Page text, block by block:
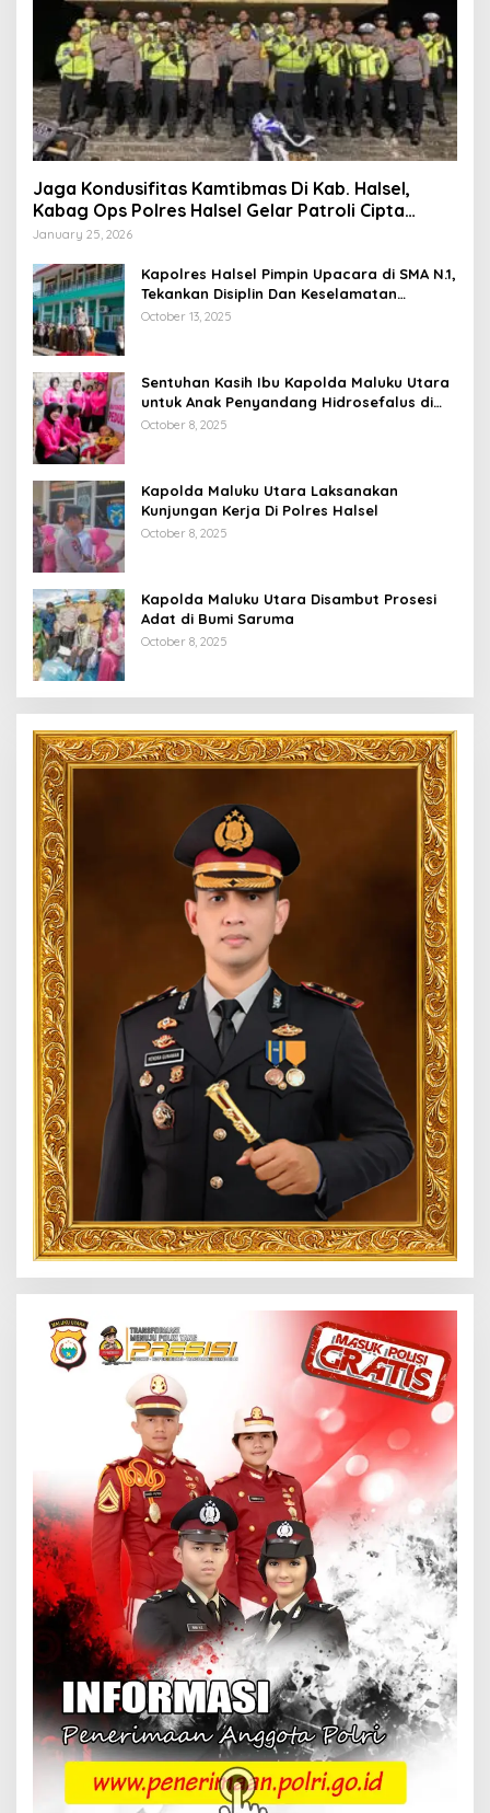
Jaga Kondusifitas Kamtibmas Di Kab. Halsel,
Kabag Ops Polres Halsel Gelar Patroli Cipta
Kondisi
January 25, 2026
Kapolres Halsel Pimpin Upacara di SMA N.1,
Tekankan Disiplin Dan Keselamatan
Berkendara
October 13, 2025
Sentuhan Kasih Ibu Kapolda Maluku Utara
untuk Anak Penyandang Hidrosefalus di
Desa Babang
October 8, 2025
Kapolda Maluku Utara Laksanakan
Kunjungan Kerja Di Polres Halsel
October 8, 2025
Kapolda Maluku Utara Disambut Prosesi
Adat di Bumi Saruma
October 8, 2025